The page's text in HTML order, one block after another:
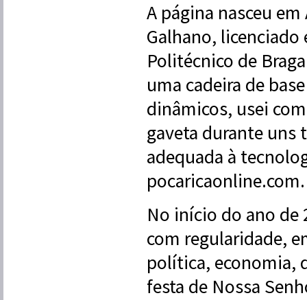
A página nasceu
Galhano,
Politécnico de
uma cadeira de
dinâmicos, usei
gaveta durante uns
adequada à
pocaricaonline.com.
No início do ano de
com regularidade,
política, economia,
festa de Nossa